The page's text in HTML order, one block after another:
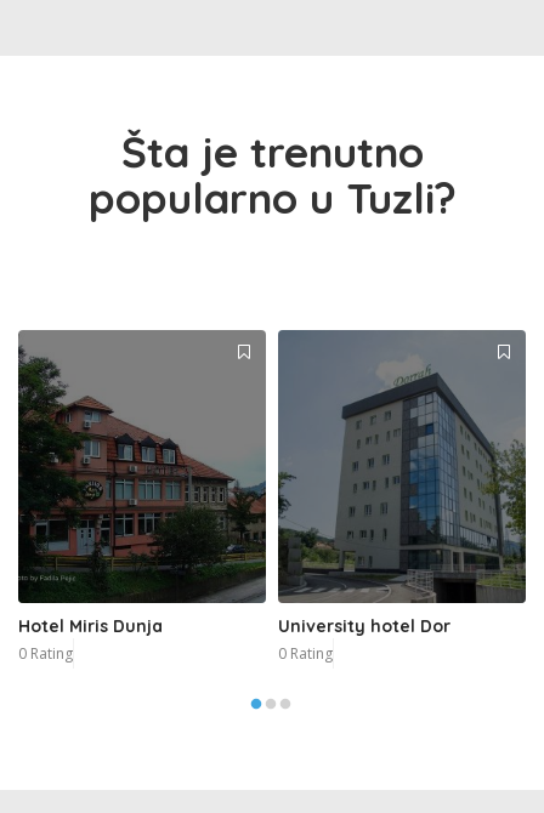
Šta je trenutno
popularno u Tuzli?
Hotel Miris Dunja
0 Rating
University hotel Dor
0 Rating